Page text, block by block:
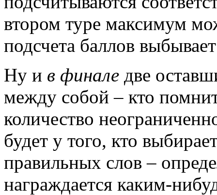
втором туре максимум
подсчета баллов
Ну и в финале две
между собой – кто
количество
будет у того, кто
правильных слов –
награждается каким-